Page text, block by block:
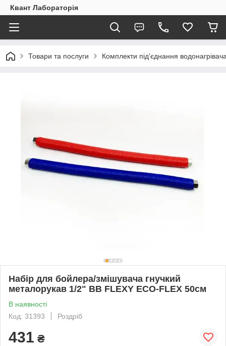
Квант Лабораторія
Товари та послуги Комплекти під'єднання
Набір для бойлера/змішувача гнучкий
металорукав 1/2" ВВ FLEXY ECO-FLEX 50см
В наявності
Код: 31393
Роздріб
431 ₴